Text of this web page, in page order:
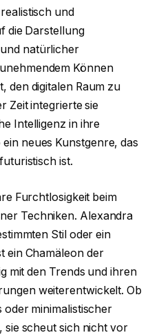
und
die Darstellung
natürlicher
Können
den digitalen Raum zu
Zeit integrierte sie
Intelligenz in ihre
neues Kunstgenre, das
ist.
Furchtlosigkeit beim
Techniken. Alexandra
Stil oder ein
ein Chamäleon der
mit den Trends und ihren
weiterentwickelt. Ob
oder minimalistischer
sie scheut sich nicht vor